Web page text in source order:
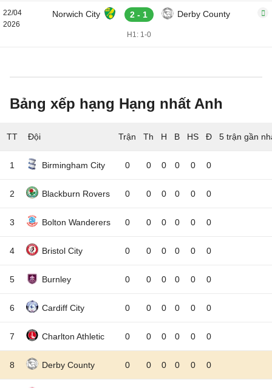
22/04
2026
Norwich City 2 - 1 Derby County
H1: 1-0
Bảng xếp hạng Hạng nhất Anh
TT Đội 5 trận gần
1 Birmingham City 0 0 0 0 0 0
2 Blackburn Rovers 0 0 0 0 0 0
3 Bolton Wanderers 0 0 0 0 0 0
4 Bristol City 0 0 0 0 0 0
5 Burnley 0 0 0 0 0 0
6 Cardiff City 0 0 0 0 0 0
7 Charlton Athletic 0 0 0 0 0 0
8 Derby County 0 0 0 0 0 0